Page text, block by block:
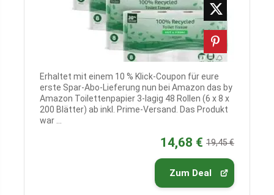
Erhaltet mit einem 10 % Klick-Coupon für eure
erste Spar‑Abo‑Lieferung nun bei Amazon das by
Amazon Toilettenpapier 3-lagig 48 Rollen (6 x 8 x
200 Blätter) ab inkl. Prime-Versand. Das Produkt
war ...
14,68 € 19,45 €
Zum Deal